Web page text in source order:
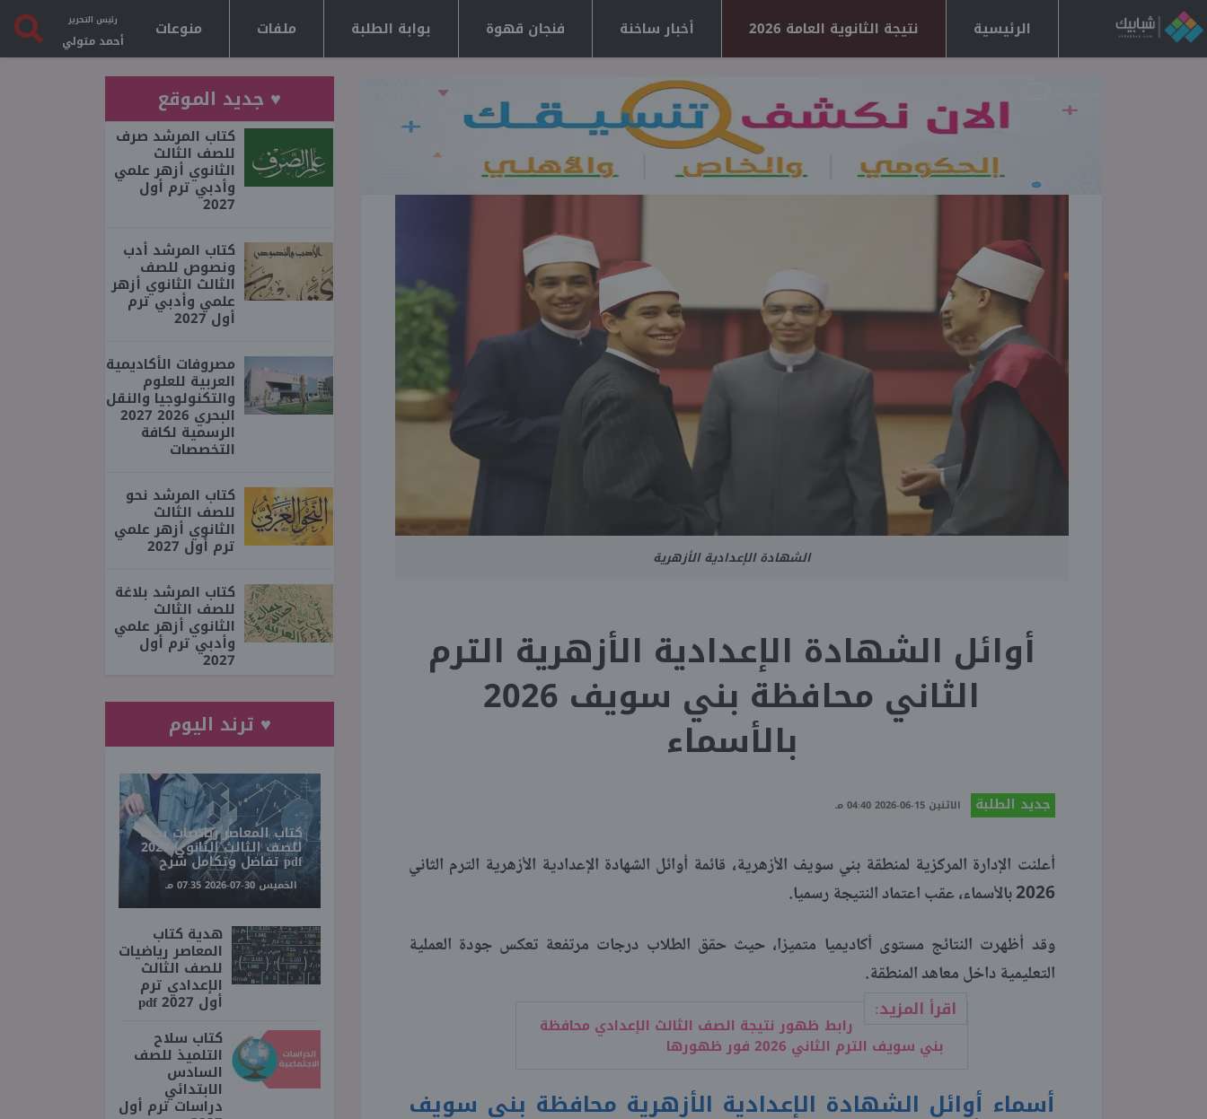
الرئيسية نتيجة الثانوية العامة 2026 أخبار ساخنة فنجان قهوة بوابة الطلبة ملفات منوعات رئيس التحرير
أحمد متولي
الشهادة الإعدادية الأزهرية
أوائل الشهادة الإعدادية الأزهرية الترم
الثاني محافظة بني سويف 2026
بالأسماء
جديد الطلبة الاثنين 15-06-2026 04:40 مـ
أعلنت الإدارة المركزية لمنطقة بني سويف الأزهرية، قائمة أوائل الشهادة الإعدادية الأزهرية الترم الثاني
2026 بالأسماء، عقب اعتماد النتيجة رسميا.
وقد أظهرت النتائج مستوى أكاديميا متميزا، حيث حقق الطلاب درجات مرتفعة تعكس جودة العملية
التعليمية داخل معاهد المنطقة.
اقرأ المزيد:
رابط ظهور نتيجة الصف الثالث الإعدادي محافظة
بني سويف الترم الثاني 2026 فور ظهورها
أسماء أوائل الشهادة الإعدادية الأزهرية محافظة بني سويف
♥ جديد الموقع
كتاب المرشد صرف
للصف الثالث
الثانوي أزهر علمي
وأدبي ترم أول
2027
كتاب المرشد أدب
ونصوص للصف
الثالث الثانوي أزهر
علمي وأدبي ترم
أول 2027
مصروفات الأكاديمية
العربية للعلوم
والتكنولوجيا والنقل
البحري 2026 2027
الرسمية لكافة
التخصصات
كتاب المرشد نحو
للصف الثالث
الثانوي أزهر علمي
ترم أول 2027
كتاب المرشد بلاغة
للصف الثالث
الثانوي أزهر علمي
وأدبي ترم أول
2027
♥ ترند اليوم
كتاب المعاصر رياضيات بحته
للصف الثالث الثانوي 2027
pdf تفاضل وتكامل شرح
الخميس 30-07-2026 07:35 مـ
هدية كتاب
المعاصر رياضيات
للصف الثالث
الإعدادي ترم
أول 2027 pdf
كتاب سلاح
التلميذ للصف
السادس
الابتدائي
دراسات ترم أول